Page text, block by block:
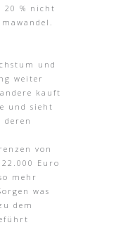
20 % nicht
und
weiter
kauft
und sieht
deren
von
Euro
mehr
was
dem